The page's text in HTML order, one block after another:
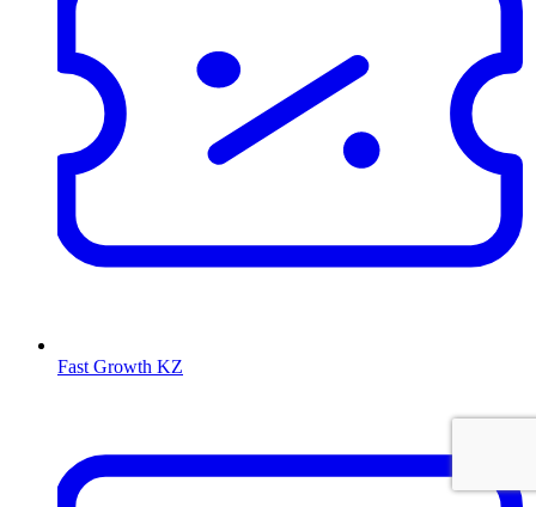
Fast Growth KZ